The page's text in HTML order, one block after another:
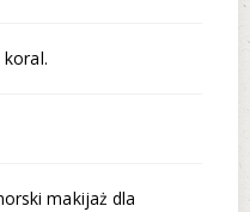
koral.
makijaż dla